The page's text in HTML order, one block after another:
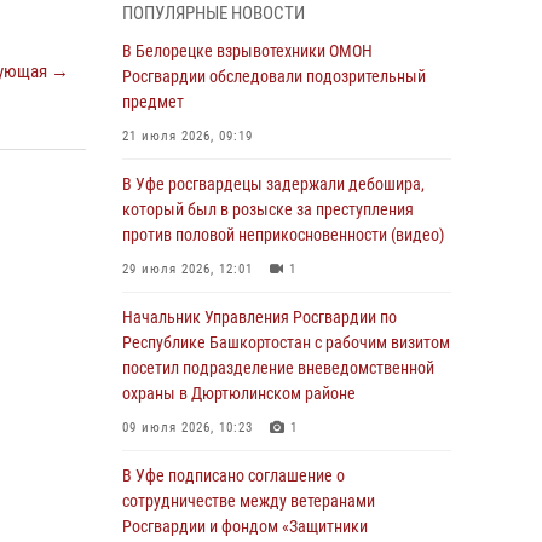
→
За героями - будущее: В Башкортостане
стартовала акция Росгвардии "Письмо
В Башкирии росгвардейцы провели
волейбольный турнир на открытом воздухе
03 августа 2026, 04:29
В Уфе росгвардейцы по горячим следам
задержали подозреваемого в открытом
хищении из аптеки (видео)
03 августа 2026, 04:15 1
комплектования Росгвардии Башкортостана
ответил на вопросы граждан
30 июля 2026, 12:54
ПОПУЛЯРНЫЕ НОВОСТИ
В Белорецке взрывотехники ОМОН
Росгвардии обследовали подозрительный
предмет
21 июля 2026, 09:19
В Уфе росгвардецы задержали дебошира,
который был в розыске за преступления
против половой неприкосновенности (видео)
29 июля 2026, 12:01 1
Начальник Управления Росгвардии по
Республике Башкортостан с рабочим визитом
посетил подразделение вневедомственной
охраны в Дюртюлинском районе
09 июля 2026, 10:23 1
В Уфе подписано соглашение о
сотрудничестве между ветеранами
Росгвардии и фондом «Защитники